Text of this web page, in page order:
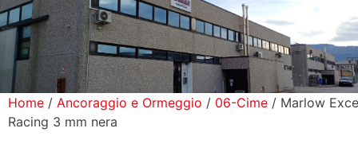
Prodotti
Home / Ancoraggio e Ormeggio / 06-Cime / Marlow
Racing 3 mm nera